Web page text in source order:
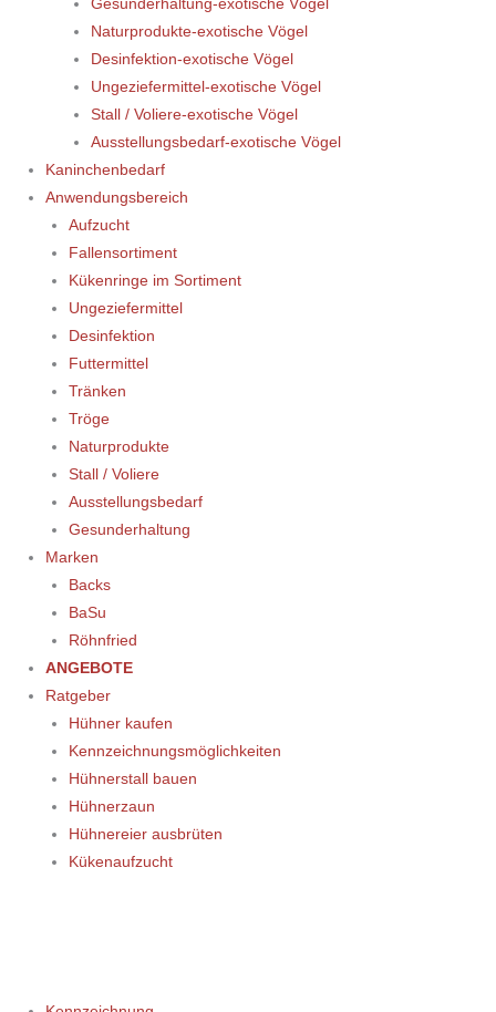
Gesunderhaltung-exotische Vögel
Naturprodukte-exotische Vögel
Desinfektion-exotische Vögel
Ungeziefermittel-exotische Vögel
Stall / Voliere-exotische Vögel
Ausstellungsbedarf-exotische Vögel
Kaninchenbedarf
Anwendungsbereich
Aufzucht
Fallensortiment
Kükenringe im Sortiment
Ungeziefermittel
Desinfektion
Futtermittel
Tränken
Tröge
Naturprodukte
Stall / Voliere
Ausstellungsbedarf
Gesunderhaltung
Marken
Backs
BaSu
Röhnfried
ANGEBOTE
Ratgeber
Hühner kaufen
Kennzeichnungsmöglichkeiten
Hühnerstall bauen
Hühnerzaun
Hühnereier ausbrüten
Kükenaufzucht